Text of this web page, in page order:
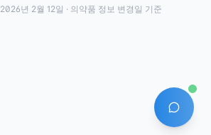
AI 에이
2026년 2월 12일 · 의약품 정보 변경일 기준